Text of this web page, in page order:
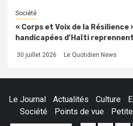
Société
« Corps et Voix de la Résilience
handicapées d’Haïti
30 juillet 2026 Le Quotidien News
Le Journal Actualités Culture
Société
Points de vue